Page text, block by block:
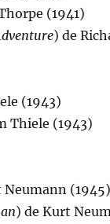
(1941)
) de
(1943)
Thiele (1943)
Neumann (1945)
) de Kurt